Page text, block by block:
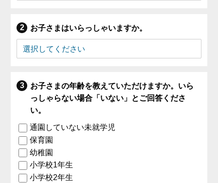
お子さまはいらっしゃいますか。
お子さまの年齢を教えていただけますか。いら
っしゃらない場合「いない」とご回答くださ
い。
通園していない未就学児
保育園
幼稚園
小学校1年生
小学校2年生